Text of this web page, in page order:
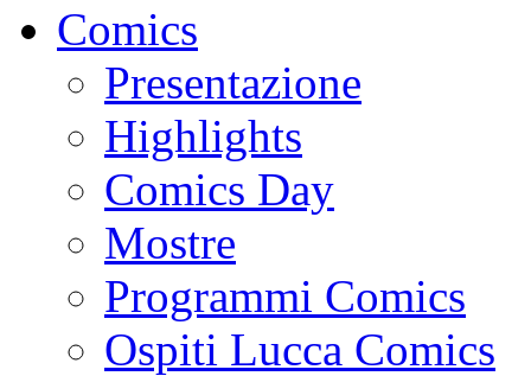
Comics
Presentazione
Highlights
Comics Day
Mostre
Programmi Comics
Ospiti Lucca Comics